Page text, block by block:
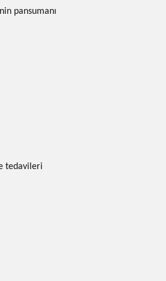
pansumanı
tedavileri